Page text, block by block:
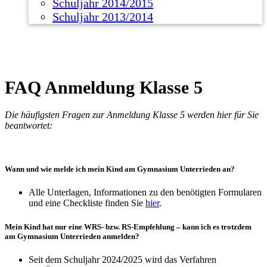
Schuljahr 2014/2015
Schuljahr 2013/2014
FAQ Anmeldung Klasse 5
Die häufigsten Fragen zur Anmeldung Klasse 5 werden hier für Sie
beantwortet:
Wann und wie melde ich mein Kind am Gymnasium Unterrieden an?
Alle Unterlagen, Informationen zu den benötigten Formularen
und eine Checkliste finden Sie hier.
Mein Kind hat nur eine WRS- bzw. RS-Empfehlung – kann ich es trotzdem
am Gymnasium Unterrieden anmelden?
Seit dem Schuljahr 2024/2025 wird das Verfahren